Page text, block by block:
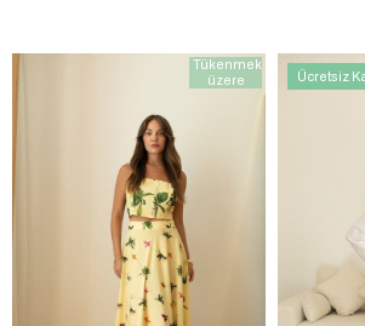
Tükenmek
üzere
Ücretsiz